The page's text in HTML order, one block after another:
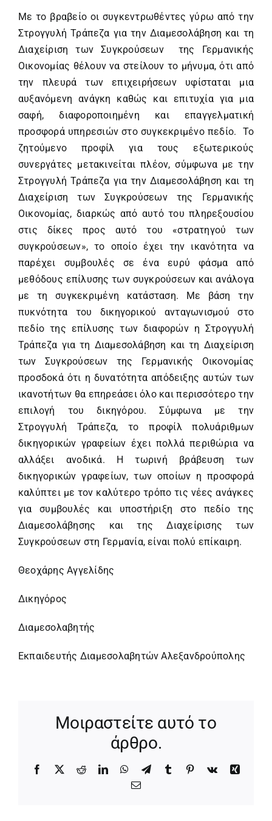
Με το βραβείο οι συγκεντρωθέντες γύρω από την
Στρογγυλή Τράπεζα για την Διαμεσολάβηση και τη
Διαχείριση των Συγκρούσεων της Γερμανικής
Οικονομίας θέλουν να στείλουν το μήνυμα, ότι από
την πλευρά των επιχειρήσεων υφίσταται μια
αυξανόμενη ανάγκη καθώς και επιτυχία για μια
σαφή, διαφοροποιημένη και επαγγελματική
προσφορά υπηρεσιών στο συγκεκριμένο πεδίο. Το
ζητούμενο προφίλ για τους εξωτερικούς
συνεργάτες μετακινείται πλέον, σύμφωνα με την
Στρογγυλή Τράπεζα για την Διαμεσολάβηση και τη
Διαχείριση των Συγκρούσεων της Γερμανικής
Οικονομίας, διαρκώς από αυτό του πληρεξουσίου
στις δίκες προς αυτό του «στρατηγού των
συγκρούσεων», το οποίο έχει την ικανότητα να
παρέχει συμβουλές σε ένα ευρύ φάσμα από
μεθόδους επίλυσης των συγκρούσεων και ανάλογα
με τη συγκεκριμένη κατάσταση. Με βάση την
πυκνότητα του δικηγορικού ανταγωνισμού στο
πεδίο της επίλυσης των διαφορών η Στρογγυλή
Τράπεζα για τη Διαμεσολάβηση και τη Διαχείριση
των Συγκρούσεων της Γερμανικής Οικονομίας
προσδοκά ότι η δυνατότητα απόδειξης αυτών των
ικανοτήτων θα επηρεάσει όλο και περισσότερο την
επιλογή του δικηγόρου. Σύμφωνα με την
Στρογγυλή Τράπεζα, το προφίλ πολυάριθμων
δικηγορικών γραφείων έχει πολλά περιθώρια να
αλλάξει ανοδικά. Η τωρινή βράβευση των
δικηγορικών γραφείων, των οποίων η προσφορά
καλύπτει με τον καλύτερο τρόπο τις νέες ανάγκες
για συμβουλές και υποστήριξη στο πεδίο της
Διαμεσολάβησης και της Διαχείρισης των
Συγκρούσεων στη Γερμανία, είναι πολύ επίκαιρη.
Θεοχάρης Αγγελίδης
Δικηγόρος
Διαμεσολαβητής
Εκπαιδευτής Διαμεσολαβητών Αλεξανδρούπολης
Μοιραστείτε αυτό το
άρθρο.
Facebook
X RedditLinkedInWhatsApp
TelegramTumblr Pinterest
Vk
Xing
Email